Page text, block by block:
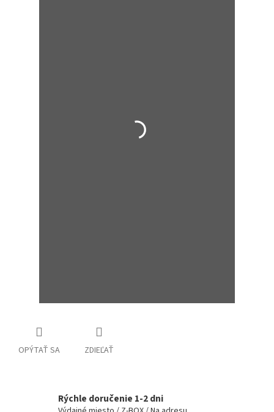
OPÝTAŤ SA ZDIEĽAŤ
Rýchle doručenie 1-2 dni